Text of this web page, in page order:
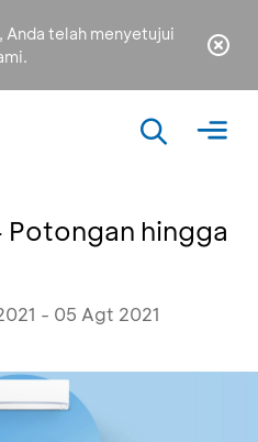
Anda telah menyetujui
hingga
- 05 Agt 2021